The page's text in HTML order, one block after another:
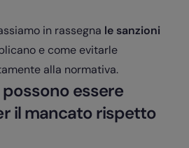
in rassegna le sanzioni
e come evitarle
alla normativa.
essere
il mancato rispetto